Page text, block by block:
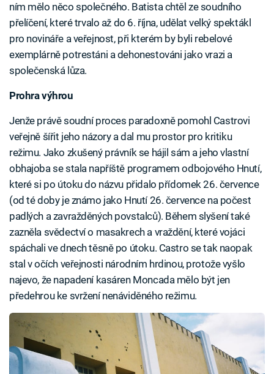
ním mělo něco společného. Batista chtěl ze soudního
přelíčení, které trvalo až do 6. října, udělat velký spektákl
pro novináře a veřejnost, při kterém by byli rebelové
exemplárně potrestáni a dehonestováni jako vrazi a
společenská lůza.
Prohra výhrou
Jenže právě soudní proces paradoxně pomohl Castrovi
veřejně šířit jeho názory a dal mu prostor pro kritiku
režimu. Jako zkušený právník se hájil sám a jeho vlastní
obhajoba se stala napříště programem odbojového Hnutí,
které si po útoku do názvu přidalo přídomek 26. července
(od té doby je známo jako Hnutí 26. července na počest
padlých a zavražděných povstalců). Během slyšení také
zazněla svědectví o masakrech a vraždění, které vojáci
spáchali ve dnech těsně po útoku. Castro se tak naopak
stal v očích veřejnosti národním hrdinou, protože vyšlo
najevo, že napadení kasáren Moncada mělo být jen
předehrou ke svržení nenáviděného režimu.